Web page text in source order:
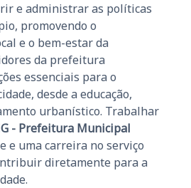
e administrar as políticas
promovendo o
e o bem-estar da
da prefeitura
essenciais para o
desde a educação,
urbanístico. Trabalhar
- Prefeitura Municipal
e uma carreira no serviço
diretamente para a